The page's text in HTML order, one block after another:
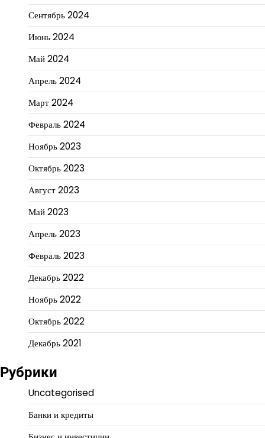
Сентябрь 2024
Июнь 2024
Май 2024
Апрель 2024
Март 2024
Февраль 2024
Ноябрь 2023
Октябрь 2023
Август 2023
Май 2023
Апрель 2023
Февраль 2023
Декабрь 2022
Ноябрь 2022
Октябрь 2022
Декабрь 2021
Рубрики
Uncategorised
Банки и кредиты